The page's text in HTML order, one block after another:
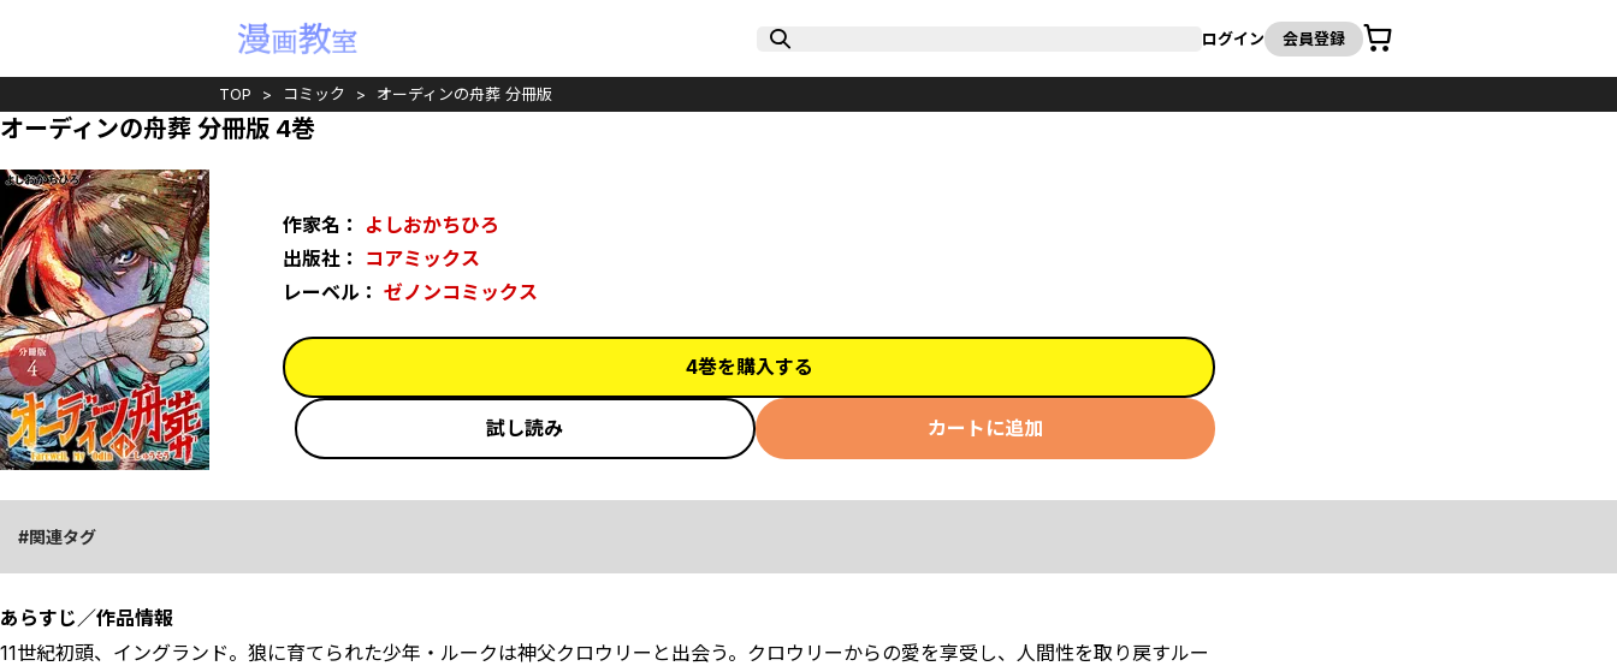
ログイン 会員登録
カート
TOP コミック オーディンの舟葬 分冊版
オーディンの舟葬 分冊版 4巻
作家名： よしおかちひろ
出版社： コアミックス
レーベル： ゼノンコミックス
4巻を購入する
試し読み カートに追加
関連タグ
あらすじ／作品情報
11世紀初頭、イングランド。狼に育てられた少年・ルークは神父クロウリーと出会う。クロウリーからの愛を享受し、人間性を取り戻すルー